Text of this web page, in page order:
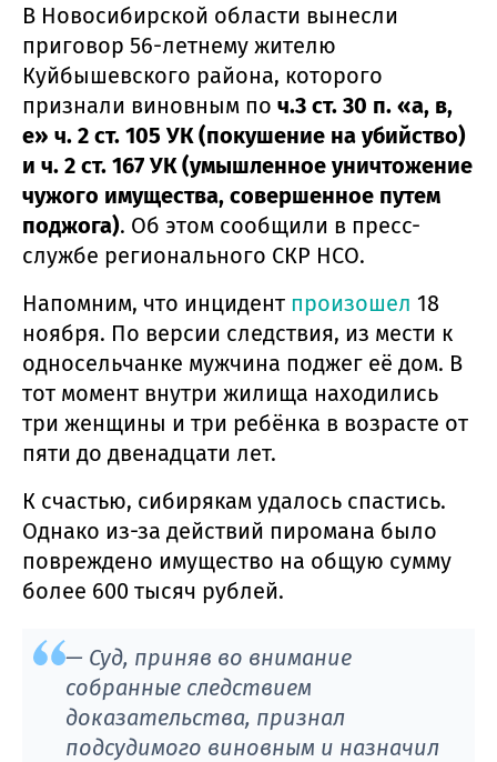
В Новосибирской области вынесли
приговор 56-летнему жителю
Куйбышевского района, которого
признали виновным по ч.3 ст. 30 п. «а, в,
е» ч. 2 ст. 105 УК (покушение на убийство)
и ч. 2 ст. 167 УК (умышленное уничтожение
чужого имущества, совершенное путем
поджога). Об этом сообщили в пресс-
службе регионального СКР НСО.
Напомним, что инцидент произошел 18
ноября. По версии следствия, из мести к
односельчанке мужчина поджег её дом. В
тот момент внутри жилища находились
три женщины и три ребёнка в возрасте от
пяти до двенадцати лет.
К счастью, сибирякам удалось спастись.
Однако из-за действий пиромана было
повреждено имущество на общую сумму
более 600 тысяч рублей.
— Суд, приняв во внимание
собранные следствием
доказательства, признал
подсудимого виновным и назначил